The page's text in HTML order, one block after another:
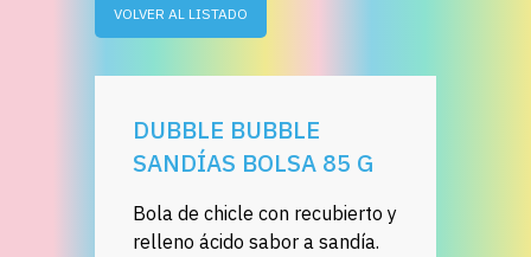
VOLVER AL LISTADO
DUBBLE BUBBLE
SANDÍAS BOLSA 85 G
Bola de chicle con recubierto y
relleno ácido sabor a sandía.